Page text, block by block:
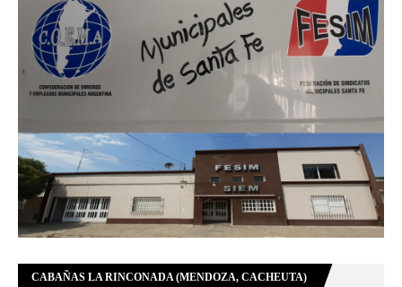
CABAÑAS LA RINCONADA (MENDOZA, CACHEUTA)